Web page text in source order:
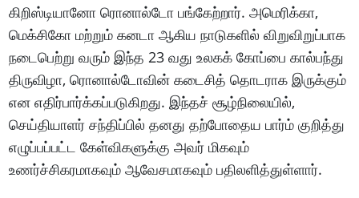
கிறிஸ்டியானோ ரொனால்டோ பங்கேற்றார். அமெரிக்கா,
மெக்சிகோ மற்றும் கனடா ஆகிய நாடுகளில் விறுவிறுப்பாக
நடைபெற்று வரும் இந்த 23 வது உலகக் கோப்பை கால்பந்து
திருவிழா, ரொனால்டோவின் கடைசித் தொடராக இருக்கும்
என எதிர்பார்க்கப்படுகிறது. இந்தச் சூழ்நிலையில்,
செய்தியாளர் சந்திப்பில் தனது தற்போதைய பார்ம் குறித்து
எழுப்பப்பட்ட கேள்விகளுக்கு அவர் மிகவும்
உணர்ச்சிகரமாகவும் ஆவேசமாகவும் பதிலளித்துள்ளார்.